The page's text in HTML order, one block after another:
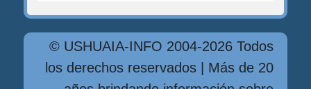
© USHUAIA-INFO 2004-2026 Todos
los derechos reservados | Más de 20